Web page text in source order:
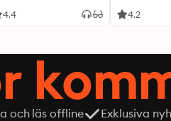
4.4 4.2
och läs offline Exklusiva